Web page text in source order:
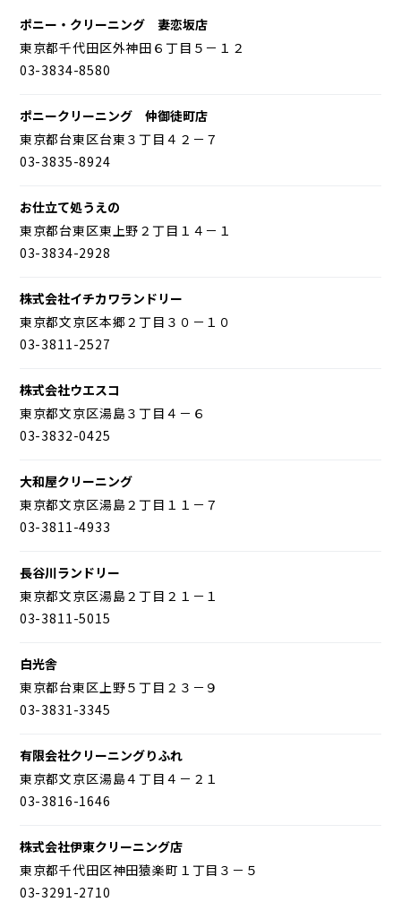
ポニー・クリーニング 妻恋坂店
東京都千代田区外神田６丁目５－１２
03-3834-8580
ポニークリーニング 仲御徒町店
東京都台東区台東３丁目４２－７
03-3835-8924
お仕立て処うえの
東京都台東区東上野２丁目１４－１
03-3834-2928
株式会社イチカワランドリー
東京都文京区本郷２丁目３０－１０
03-3811-2527
株式会社ウエスコ
東京都文京区湯島３丁目４－６
03-3832-0425
大和屋クリーニング
東京都文京区湯島２丁目１１－７
03-3811-4933
長谷川ランドリー
東京都文京区湯島２丁目２１－１
03-3811-5015
白光舎
東京都台東区上野５丁目２３－９
03-3831-3345
有限会社クリーニングりふれ
東京都文京区湯島４丁目４－２１
03-3816-1646
株式会社伊東クリーニング店
東京都千代田区神田猿楽町１丁目３－５
03-3291-2710